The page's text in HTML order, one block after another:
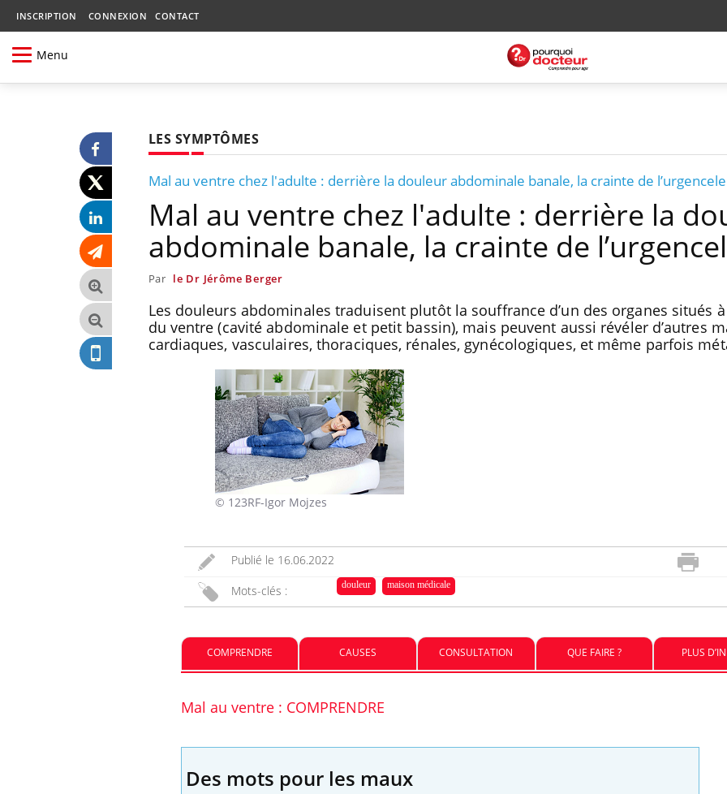
INSCRIPTION CONNEXION CONTACT
Menu
LES SYMPTÔMES
Mal au ventre chez l'adulte : derrière la douleur abdominale banale, la crainte de l’urgencele
Mal au ventre chez l'adulte : derrière la
abdominale banale, la crainte de
Par le Dr Jérôme Berger
Les douleurs abdominales traduisent plutôt la souffrance d’un des organes situés
du ventre (cavité abdominale et petit bassin), mais peuvent aussi révéler d’autres
cardiaques, vasculaires, thoraciques, rénales, gynécologiques, et même parfois
© 123RF-Igor Mojzes
Publié le 16.06.2022
Mots-clés :
douleur maison médicale
COMPRENDRE CAUSES CONSULTATION QUE FAIRE ? PLUS
Mal au ventre : COMPRENDRE
Des mots pour les maux
modifient votre cerveau ! quels